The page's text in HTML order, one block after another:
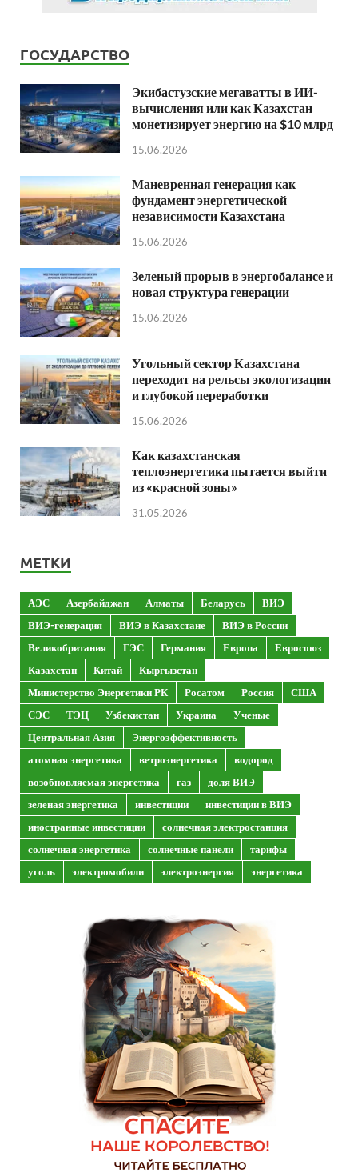
ГОСУДАРСТВО
Экибастузские мегаватты в ИИ-
вычисления или как Казахстан
монетизирует энергию на $10 млрд
15.06.2026
Маневренная генерация как
фундамент энергетической
независимости Казахстана
15.06.2026
Зеленый прорыв в энергобалансе и
новая структура генерации
15.06.2026
Угольный сектор Казахстана
переходит на рельсы экологизации
и глубокой переработки
15.06.2026
Как казахстанская
теплоэнергетика пытается выйти
из «красной зоны»
31.05.2026
МЕТКИ
АЭС Азербайджан Алматы Беларусь
ВИЭ
ВИЭ-генерация
ВИЭ в Казахстане
ВИЭ в России
Великобритания
ГЭС Германия Европа
Евросоюз
Казахстан
Китай
Кыргызстан
Министерство Энергетики РК
Росатом Россия
США
СЭС
ТЭЦ Узбекистан Украина
Ученые
Центральная Азия
Энергоэффективность
атомная энергетика
ветроэнергетика
водород
возобновляемая энергетика
газ
доля ВИЭ
зеленая энергетика
инвестиции
инвестиции в ВИЭ
иностранные инвестиции
солнечная электростанция
солнечная энергетика
солнечные панели
тарифы
уголь
электромобили электроэнергия энергетика